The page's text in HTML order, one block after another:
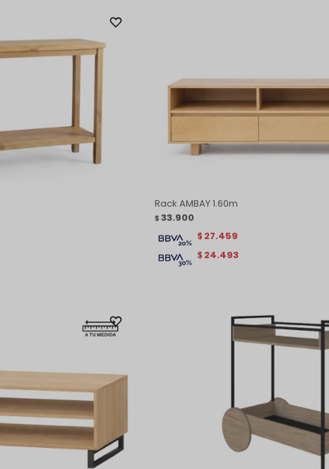
Rack AMBAY 1.60m
$ 33.900
$ 24.493
$ 27.459